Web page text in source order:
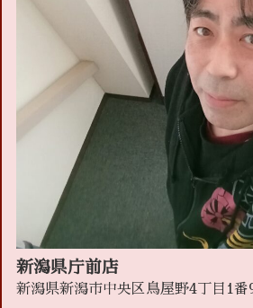
新潟県庁前店
新潟県新潟市中央区鳥屋野4丁目1番